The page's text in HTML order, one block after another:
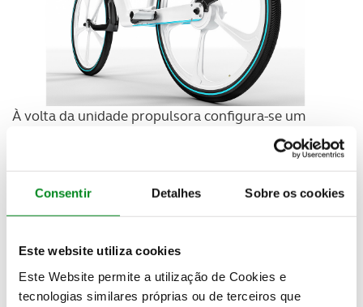
Consentir Detalhes Sobre os cookies
Este website utiliza cookies
Este Website permite a utilização de Cookies e
tecnologias similares próprias ou de terceiros que
À volta da unidade propulsora configura-se um
visual que se distingue do design clássico de uma
harmonioso, criado ergonomicamente de forma a
responder a qualquer fisionomia, proporcionando
A bateria também faz parte da linguagem clara das
no interior do quadro e destaca-se pela sua
potência e eficiência. A UOU Bike foi projectada para